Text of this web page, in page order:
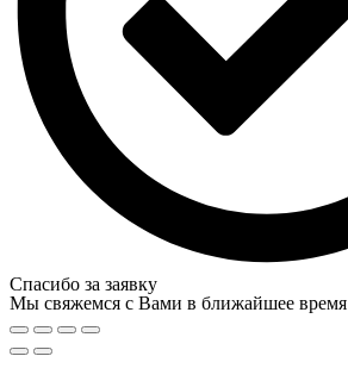
Спасибо за заявку
Мы свяжемся с Вами в ближайшее время